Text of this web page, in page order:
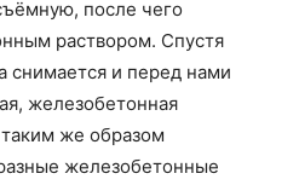
после чего
раствором. Спустя
снимается и перед нами
железобетонная
же образом
железобетонные